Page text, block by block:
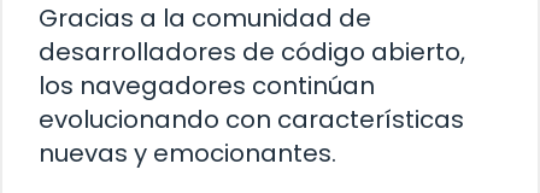
Gracias a la comunidad de
desarrolladores de código abierto,
los navegadores continúan
evolucionando con características
nuevas y emocionantes.